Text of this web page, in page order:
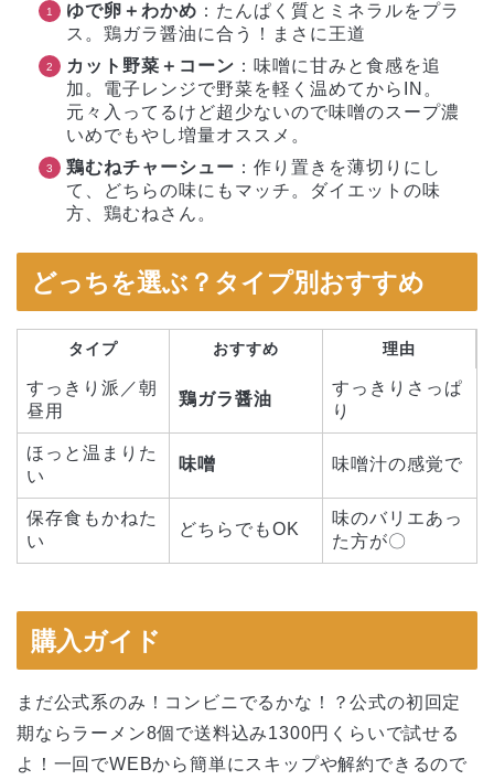
ゆで卵＋わかめ ：たんぱく質とミネラルをプラ
ス。鶏ガラ醤油に合う！まさに王道
カット野菜＋コーン ：味噌に甘みと食感を追
加。電子レンジで野菜を軽く温めてからIN。
元々入ってるけど超少ないので味噌のスープ濃
いめでもやし増量オススメ。
鶏むねチャーシュー ：作り置きを薄切りにし
て、どちらの味にもマッチ。ダイエットの味
方、鶏むねさん。
どっちを選ぶ？タイプ別おすすめ
タイプ おすすめ 理由
すっきり派／朝
昼用
鶏ガラ醤油
すっきりさっぱ
り
ほっと温まりた
い
味噌 味噌汁の感覚で
保存食もかねた
い
どちらでもOK
味のバリエあっ
た方が〇
購入ガイド
まだ公式系のみ！コンビニでるかな！？公式の初回定
期ならラーメン8個で送料込み1300円くらいで試せる
よ！一回でWEBから簡単にスキップや解約できるので